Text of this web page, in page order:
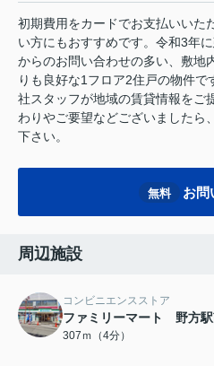
初期費用をカードでお支払いいた
い方にもおすすめです。令和3年
からのお問い合わせの多い、敷地
りも良好な1フロア2住戸の物件
社スタッフが地域の賃貸情報をご
わりやご要望などございましたら
下さい。
無料 お問
周辺施設
コンビニエンスストア
ファミリーマート 野方
307ｍ（4分）